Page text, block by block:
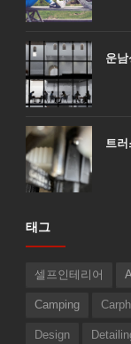
운
트
태그
셀프인테리어
Camping
Design